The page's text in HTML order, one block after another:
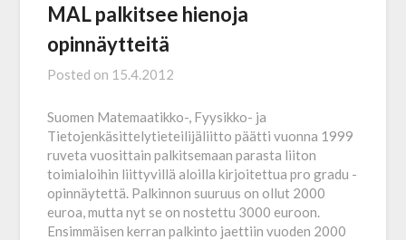
MAL palkitsee hienoja
opinnäytteitä
Posted on 15.4.2012
Suomen Matemaatikko-, Fyysikko- ja
Tietojenkäsittelytieteilijäliitto päätti vuonna 1999
ruveta vuosittain palkitsemaan parasta liiton
toimialoihin liittyvillä aloilla kirjoitettua pro gradu -
opinnäytettä. Palkinnon suuruus on ollut 2000
euroa, mutta nyt se on nostettu 3000 euroon.
Ensimmäisen kerran palkinto jaettiin vuoden 2000